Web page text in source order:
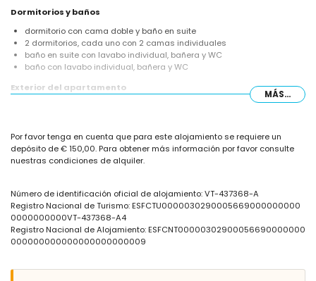
Dormitorios y baños
dormitorio con cama doble y baño en suite
2 dormitorios, cada uno con 2 camas individuales
baño en suite con lavabo individual, bañera y WC
baño con lavabo individual, bañera y WC
Exterior del apartamento
jardín comunitario con césped y árboles
parque infantil
ducha exterior
Más información
pueblo más cercano: Calpe (a menos de 200 metros del
apartamento)
playa más cercana: Arenal-Bol (a menos de 25 metros del
MÁS...
Por favor tenga en cuenta que para este alojamiento se requiere un
depósito de € 150,00. Para obtener más información por favor consulte
nuestras condiciones de alquiler.
Número de identificación oficial de alojamiento: VT-437368-A
Registro Nacional de Turismo: ESFCTU0000030290005669000000000
0000000000VT-437368-A4
Registro Nacional de Alojamiento: ESFCNT00000302900056690000000
000000000000000000000009